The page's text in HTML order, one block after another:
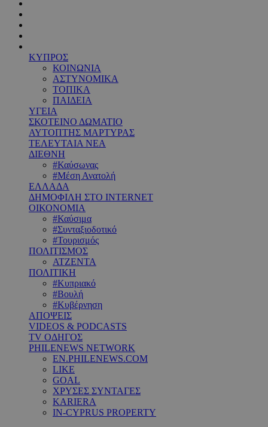
ΚΥΠΡΟΣ
ΚΟΙΝΩΝΙΑ
ΑΣΤΥΝΟΜΙΚΑ
ΤΟΠΙΚΑ
ΠΑΙΔΕΙΑ
ΥΓΕΙΑ
ΣΚΟΤΕΙΝΟ ΔΩΜΑΤΙΟ
ΑΥΤΟΠΤΗΣ ΜΑΡΤΥΡΑΣ
ΤΕΛΕΥΤΑΙΑ ΝΕΑ
ΔΙΕΘΝΗ
#Καύσωνας
#Μέση Ανατολή
ΕΛΛΑΔΑ
ΔΗΜΟΦΙΛΗ ΣΤΟ INTERNET
ΟΙΚΟΝΟΜΙΑ
#Καύσιμα
#Συνταξιοδοτικό
#Τουρισμός
ΠΟΛΙΤΙΣΜΟΣ
ΑΤΖΕΝΤΑ
ΠΟΛΙΤΙΚΗ
#Κυπριακό
#Βουλή
#Κυβέρνηση
ΑΠΟΨΕΙΣ
VIDEOS & PODCASTS
TV ΟΔΗΓΟΣ
PHILENEWS NETWORK
EN.PHILENEWS.COM
LIKE
GOAL
ΧΡΥΣΕΣ ΣΥΝΤΑΓΕΣ
KARIERA
IN-CYPRUS PROPERTY